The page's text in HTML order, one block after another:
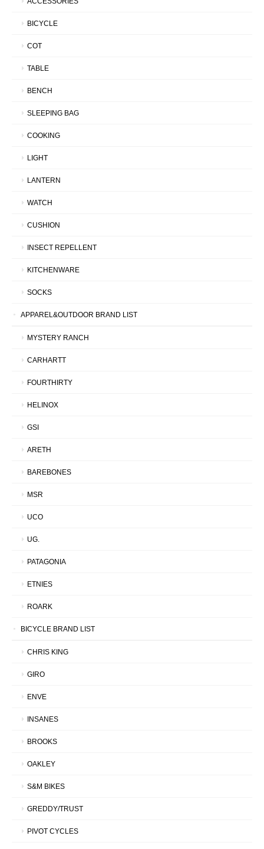
BICYCLE
COT
TABLE
BENCH
SLEEPING BAG
COOKING
LIGHT
LANTERN
WATCH
CUSHION
INSECT REPELLENT
KITCHENWARE
SOCKS
APPAREL&OUTDOOR BRAND LIST
MYSTERY RANCH
CARHARTT
FOURTHIRTY
HELINOX
GSI
ARETH
BAREBONES
MSR
UCO
UG.
PATAGONIA
ETNIES
ROARK
BICYCLE BRAND LIST
CHRIS KING
GIRO
ENVE
INSANES
BROOKS
OAKLEY
S&M BIKES
GREDDY/TRUST
PIVOT CYCLES